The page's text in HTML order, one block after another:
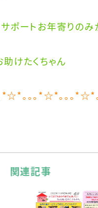
ポートお年寄りのみ
助けたくちゃん
*☆*｡｡｡*☆*｡｡｡*☆*
関連記事